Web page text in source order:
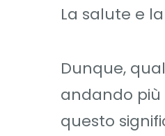
La salute e
Dunque,
andando più
questo